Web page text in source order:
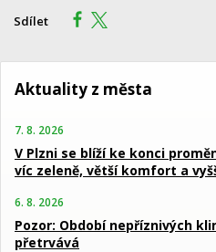
Sdílet
Aktuality z města
7. 8. 2026
V Plzni se blíží ke konci
víc zeleně, větší komfort a
6. 8. 2026
Pozor: Období nepříznivých
přetrvává